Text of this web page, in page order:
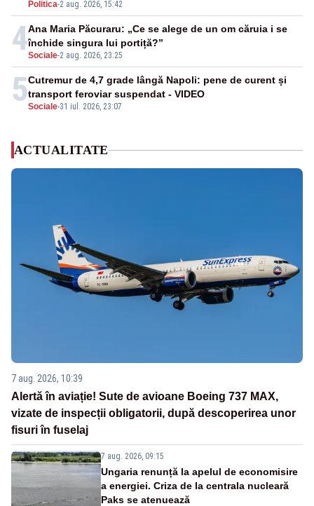
Politica-2 aug. 2026, 15:42
4Sociale-2 aug. 2026, 23:25
Ana Maria Păcuraru: „Ce se alege de un om căruia i se
închide singura lui portiță?”
5Sociale-31 iul. 2026, 23:07
Cutremur de 4,7 grade lângă Napoli: pene de curent și
transport feroviar suspendat - VIDEO
ACTUALITATE
7 aug. 2026, 10:39
Alertă în aviație! Sute de avioane Boeing 737 MAX,
vizate de inspecții obligatorii, după descoperirea unor
fisuri în fuselaj
7 aug. 2026, 09:15
Ungaria renunță la apelul de economisire
a energiei. Criza de la centrala nucleară
Paks se atenuează